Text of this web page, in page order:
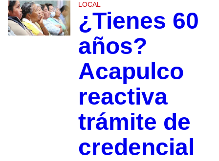
LOCAL
¿Tienes 60
años?
Acapulco
reactiva
trámite de
credencial